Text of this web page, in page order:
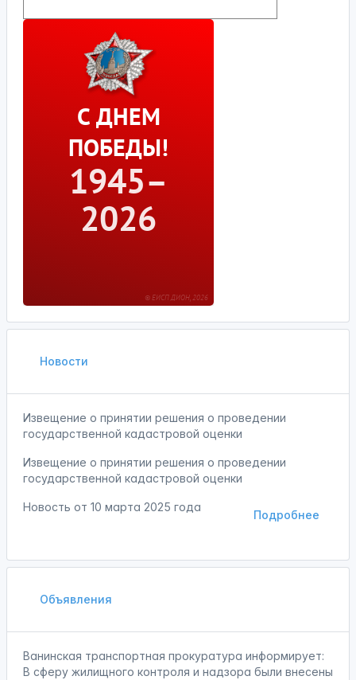
Новости
Извещение о принятии решения о проведении
государственной кадастровой оценки
Извещение о принятии решения о проведении
государственной кадастровой оценки
Подробнее
Новость от 10 марта 2025 года
Объявления
Ванинская транспортная прокуратура информирует:
В сферу жилищного контроля и надзора были внесены